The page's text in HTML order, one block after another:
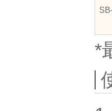
*